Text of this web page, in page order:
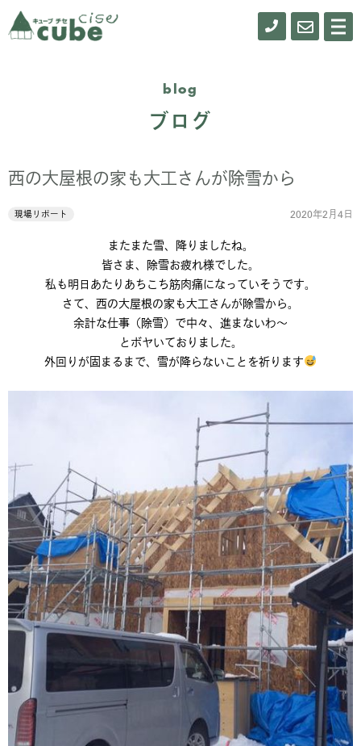
メ
ニ
0155- お
blog
ブログ
西の大屋根の家も大工さんが除雪から
現場リポート 2020年2月4日
またまた雪、降りましたね。
皆さま、除雪お疲れ様でした。
私も明日あたりあちこち筋肉痛になっていそうです。
さて、西の大屋根の家も大工さんが除雪から。
余計な仕事（除雪）で中々、進まないわ〜
とボヤいておりました。
外回りが固まるまで、雪が降らないことを祈ります